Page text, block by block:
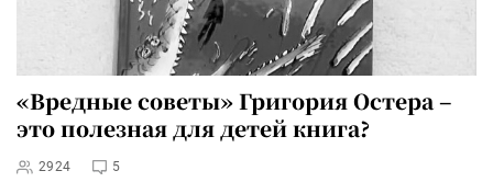
«Вредные советы» Григория Остера –
это полезная для детей книга?
2924 5